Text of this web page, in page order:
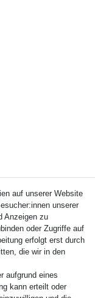
auf unserer Website
unserer
Anzeigen zu
oder Zugriffe auf
erfolgt erst durch
die wir in den
aufgrund eines
kann erteilt oder